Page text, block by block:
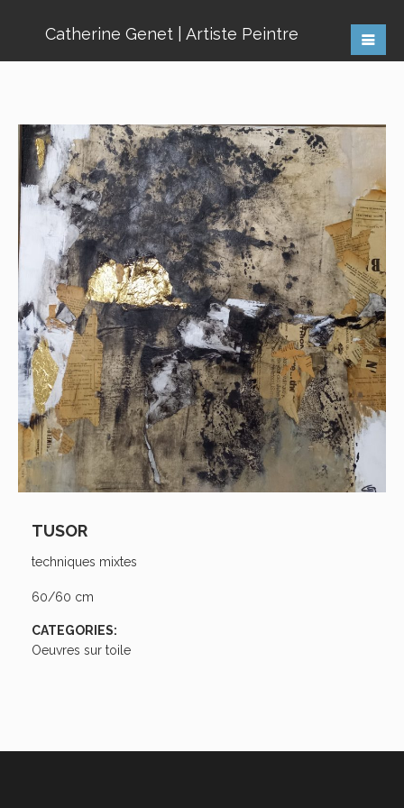
Catherine Genet | Artiste Peintre
TUSOR
techniques mixtes
60/60 cm
CATEGORIES:
Oeuvres sur toile